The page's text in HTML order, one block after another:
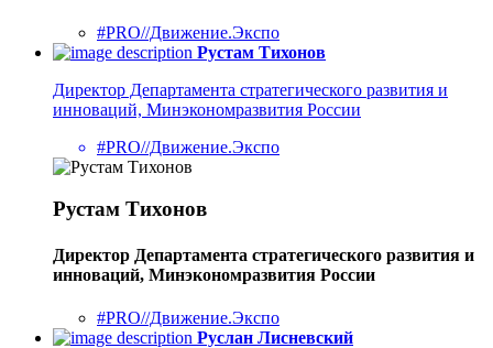
#PRO//Движение.Экспо
Рустам Тихонов
Директор Департамента стратегического развития и
инноваций, Минэкономразвития России
#PRO//Движение.Экспо
Рустам Тихонов
Директор Департамента стратегического развития и
инноваций, Минэкономразвития России
#PRO//Движение.Экспо
Руслан Лисневский